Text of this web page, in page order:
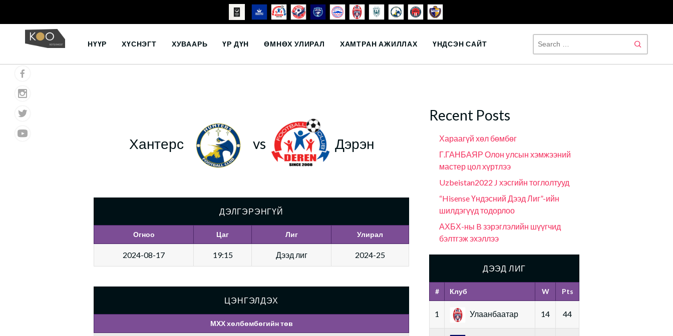
НҮҮР ХҮСНЭГТ ХУВААРЬ ҮР ДҮН ӨМНӨХ УЛИРАЛ ХАМТРАН АЖИЛЛАХ ҮНДСЭН САЙТ
Хантерс vs Дэрэн
ДЭЛГЭРЭНГҮЙ
Огноо Цаг Лиг Улирал
2024-08-17 19:15 Дээд лиг 2024-25
ЦЭНГЭЛДЭХ
МХХ хөлбөмбөгийн төв
Recent Posts
Хараагүй хөл бөмбөг
Г.ГАНБАЯР Олон улсын хэмжээний
мастер цол хүртлээ
Uzbeistan2022 J хэсгийн тоглолтууд
“Hisense Үндэсний Дээд Лиг”-ийн
шилдэгүүд тодорлоо
АХБХ-ны B зэрэглэлийн шүүгчид
бэлтгэж эхэллээ
ДЭЭД ЛИГ
# Клуб W Pts
1 Улаанбаатар 14 44